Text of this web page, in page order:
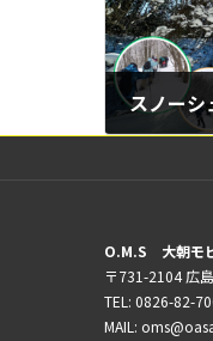
スノーシ
O.M.S 大朝モ
〒731-2104 広
TEL: 0826-82-
MAIL: